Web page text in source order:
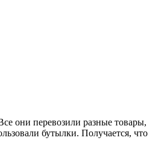
они перевозили разные товары,
бутылки. Получается, что